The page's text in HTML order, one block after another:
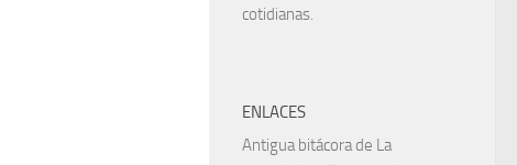
cotidianas.
ENLACES
Antigua bitácora de La